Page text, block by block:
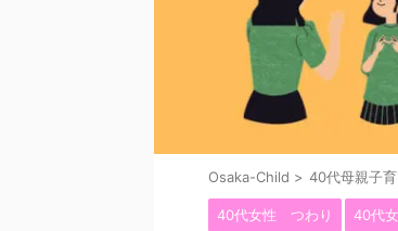
Osaka-Child > 40代母親子
40代女性 つわり 40代